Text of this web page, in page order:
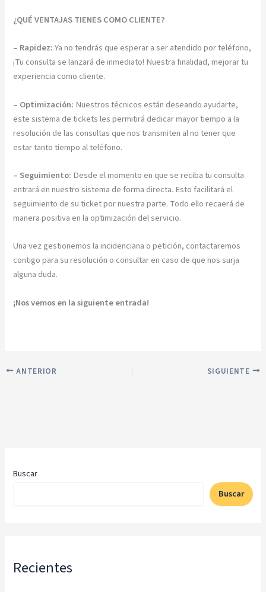
¿QUÉ VENTAJAS TIENES COMO CLIENTE?
– Rapidez:Ya no tendrás que esperar a ser atendido por teléfono,
¡Tu consulta se lanzará de inmediato! Nuestra finalidad, mejorar tu
experiencia como cliente.
– Optimización: Nuestros técnicos están deseando ayudarte,
este sistema de tickets les permitirá dedicar mayor tiempo a la
resolución de las consultas que nos transmiten al no tener que
estar tanto tiempo al teléfono.
– Seguimiento: Desde el momento en que se reciba tu consulta
entrará en nuestro sistema de forma directa. Esto facilitará el
seguimiento de su ticket por nuestra parte. Todo ello recaerá de
manera positiva en la optimización del servicio.
Una vez gestionemos la incidenciana o petición, contactaremos
contigo para su resolución o consultar en caso de que nos surja
alguna duda.
¡Nos vemos en la siguiente entrada!
ANTERIOR SIGUIENTE
Buscar
Buscar
Recientes